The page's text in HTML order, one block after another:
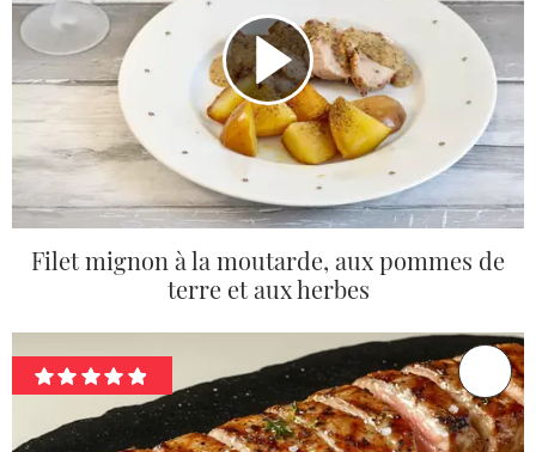
Filet mignon à la moutarde, aux pommes de
terre et aux herbes